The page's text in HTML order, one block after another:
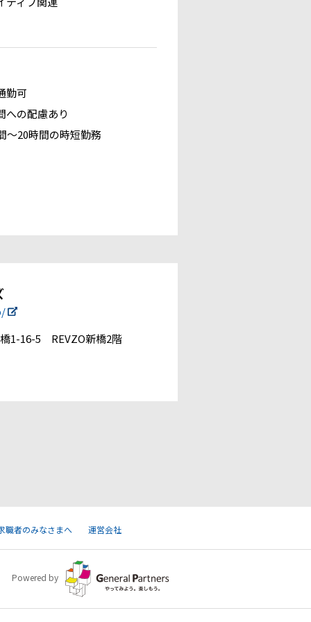
勤可
への配慮あり
～20時間の時短勤務
1-16-5 REVZO新橋2階
職者のみなさまへ 運営会社
Powered by